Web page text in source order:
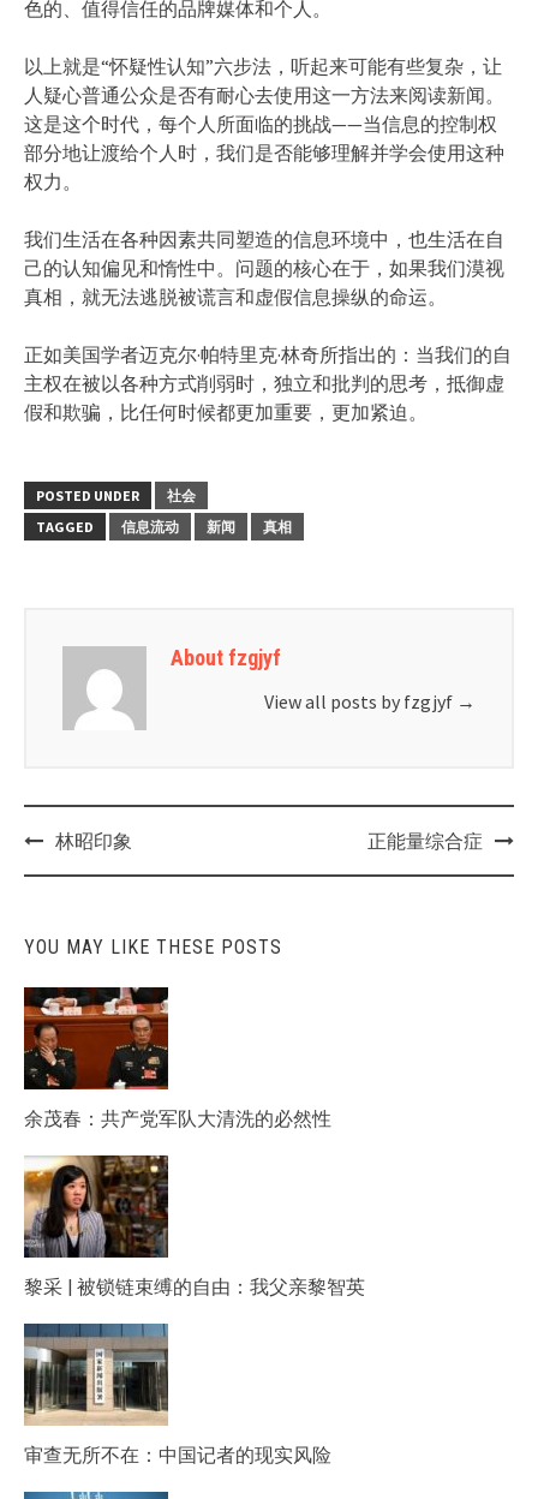
色的、值得信任的品牌媒体和个人。
以上就是“怀疑性认知”六步法，听起来可能有些复杂，让
人疑心普通公众是否有耐心去使用这一方法来阅读新闻。
这是这个时代，每个人所面临的挑战——当信息的控制权
部分地让渡给个人时，我们是否能够理解并学会使用这种
权力。
我们生活在各种因素共同塑造的信息环境中，也生活在自
己的认知偏见和惰性中。问题的核心在于，如果我们漠视
真相，就无法逃脱被谎言和虚假信息操纵的命运。
正如美国学者迈克尔·帕特里克·林奇所指出的：当我们的自
主权在被以各种方式削弱时，独立和批判的思考，抵御虚
假和欺骗，比任何时候都更加重要，更加紧迫。
POSTED UNDER
社会
TAGGED
信息流动 新闻 真相
About fzgjyf
View all posts by fzgjyf →
Post林昭印象 正能量综合症
YOU MAY LIKE THESE POSTS
余茂春：共产党军队大清洗的必然性
黎采 | 被锁链束缚的自由：我父亲黎智英
审查无所不在：中国记者的现实风险